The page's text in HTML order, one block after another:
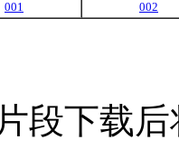
001 002
段下载